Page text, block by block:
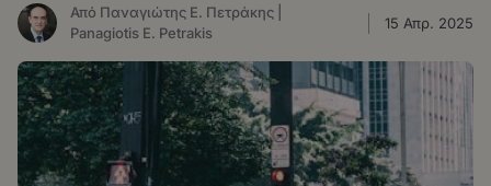
Από Παναγιώτης Ε. Πετράκης |
Panagiotis E. Petrakis
15 Απρ. 2025